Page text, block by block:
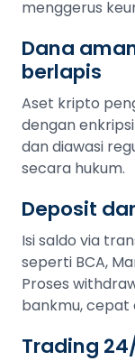
menggerus
Dana
berlapis
Aset kripto
dengan
dan diawasi
secara hukum.
Deposit
Isi saldo via
seperti BCA,
Proses
bankmu,
Trading